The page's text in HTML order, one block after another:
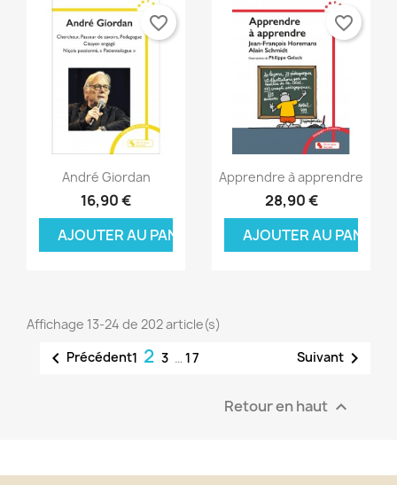
Aperçu rapide
André Giordan
16,90 €
AJOUTER AU PANIER
favorite_border
Aperçu rapide
Apprendre à apprendre
28,90 €
AJOUTER AU PANIER
favorite_border
Affichage 13-24 de 202 article(s)
 Précédent1 2 3 … 17 Suivant 
Retour en haut 